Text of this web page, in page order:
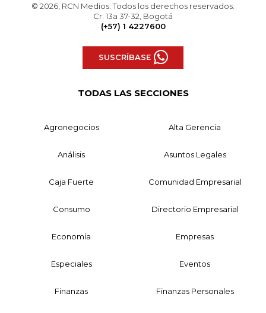
© 2026, RCN Medios. Todos los derechos reservados.
Cr. 13a 37-32, Bogotá
(+57) 1 4227600
SUSCRÍBASE
TODAS LAS SECCIONES
Agronegocios Alta Gerencia
Análisis Asuntos Legales
Caja Fuerte Comunidad Empresarial
Consumo Directorio Empresarial
Economía Empresas
Especiales Eventos
Finanzas Finanzas Personales